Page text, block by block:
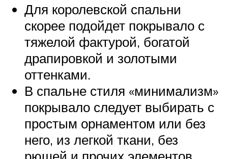
Для королевской спальни
скорее подойдет покрывало с
тяжелой фактурой, богатой
драпировкой и золотыми
оттенками.
В спальне стиля «минимализм»
покрывало следует выбирать с
простым орнаментом или без
него, из легкой ткани, без